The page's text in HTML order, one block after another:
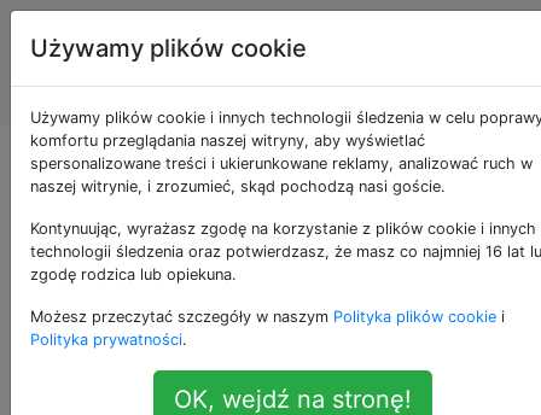
Programowanie
puzzli i Code
Golf
Określanie ciągłych
ułamków
pierwiastków
kwadratowych
Używamy plików cookie
Używamy plików cookie i innych technologii śledzenia w celu
komfortu przeglądania naszej witryny, aby wyświetlać
spersonalizowane treści i ukierunkowane reklamy, analizować ruch w
naszej witrynie, i zrozumieć, skąd pochodzą nasi goście.
Kontynuując, wyrażasz zgodę na korzystanie z plików cookie i innych
technologii śledzenia oraz potwierdzasz, że masz co najmniej 16 lat
zgodę rodzica lub opiekuna.
Możesz przeczytać szczegóły w naszym Polityka plików cookie i
Polityka prywatności.
OK, wejdź na stronę!